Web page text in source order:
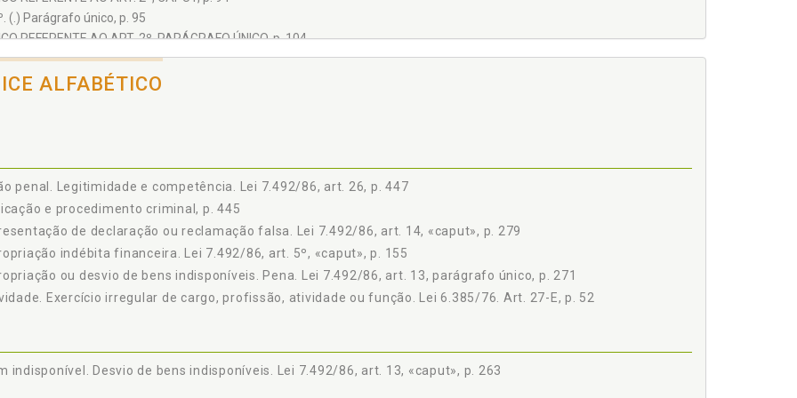
(.) Parágrafo único, p. 95
REFERENTE AO ART. 2º, PARÁGRAFO ÚNICO, p. 104
p. 105
REFERENTE AO ART. 3º, p. 116
REFERENTE AO ART. 4º, PARÁGRAFO ÚNICO, p. 154
p. 155
REFERENTE AO ART. 5º, CAPUT, p. 167
(.) Parágrafo único, p. 169
REFERENTE AO ART. 5°, PARÁGRAFO ÚNICO, p. 178
p. 179
REFERENTE AO ART. 6°, p. 192
p. 193
p. 213
REFERENTE AO ART. 8º, p. 223
ALFABÉTICO
penal. Legitimidade e competência. Lei 7.492/86, art. 26, p. 447
e procedimento criminal, p. 445
de declaração ou reclamação falsa. Lei 7.492/86, art. 14, «caput», p. 279
indébita financeira. Lei 7.492/86, art. 5º, «caput», p. 155
ou desvio de bens indisponíveis. Pena. Lei 7.492/86, art. 13, parágrafo único, p. 271
Exercício irregular de cargo, profissão, atividade ou função. Lei 6.385/76. Art. 27-E, p. 52
indisponível. Desvio de bens indisponíveis. Lei 7.492/86, art. 13, «caput», p. 263